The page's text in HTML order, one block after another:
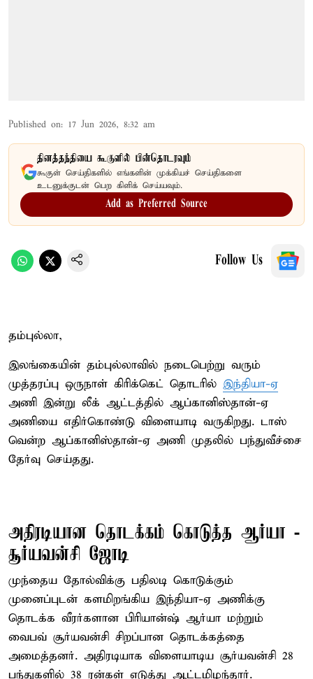
Published on: 17 Jun 2026, 8:32 am
தினத்தந்தியை கூகுளில் பின்தொடரவும்
கூகுள் செய்திகளில் எங்களின் முக்கியச் செய்திகளை
உடனுக்குடன் பெற கிளிக் செய்யவும்.
Add as Preferred Source
Follow Us
தம்புல்லா,
இலங்கையின் தம்புல்லாவில் நடைபெற்று வரும்
முத்தரப்பு ஒருநாள் கிரிக்கெட் தொடரில் இந்தியா-ஏ
அணி இன்று லீக் ஆட்டத்தில் ஆப்கானிஸ்தான்-ஏ
அணியை எதிர்கொண்டு விளையாடி வருகிறது. டாஸ்
வென்ற ஆப்கானிஸ்தான்-ஏ அணி முதலில் பந்துவீச்சை
தேர்வு செய்தது.
அதிரடியான தொடக்கம் கொடுத்த ஆர்யா -
சூர்யவன்சி ஜோடி
முந்தைய தோல்விக்கு பதிலடி கொடுக்கும்
முனைப்புடன் களமிறங்கிய இந்தியா-ஏ அணிக்கு
தொடக்க வீரர்களான பிரியான்ஷ் ஆர்யா மற்றும்
வைபவ் சூர்யவன்சி சிறப்பான தொடக்கத்தை
அமைத்தனர். அதிரடியாக விளையாடிய சூர்யவன்சி 28
பந்துகளில் 38 ரன்கள் எடுத்து ஆட்டமிழந்தார்.